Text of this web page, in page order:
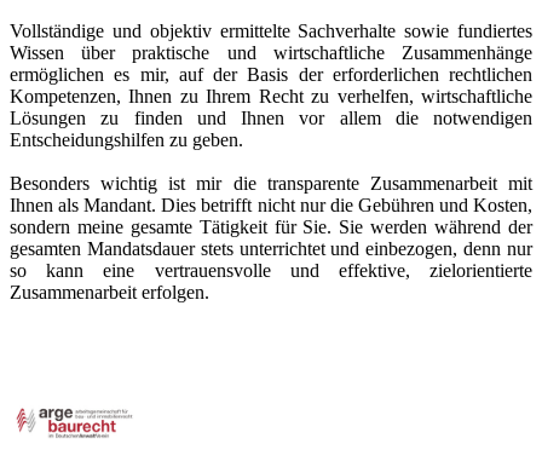
Vollständige und objektiv ermittelte Sachverhalte sowie fundiertes
Wissen über praktische und wirtschaftliche Zusammenhänge
ermöglichen es mir, auf der Basis der erforderlichen rechtlichen
Kompetenzen, Ihnen zu Ihrem Recht zu verhelfen, wirtschaftliche
Lösungen zu finden und Ihnen vor allem die notwendigen
Entscheidungshilfen zu geben.
Besonders wichtig ist mir die transparente Zusammenarbeit mit
Ihnen als Mandant. Dies betrifft nicht nur die Gebühren und Kosten,
sondern meine gesamte Tätigkeit für Sie. Sie werden während der
gesamten Mandatsdauer stets unterrichtet und einbezogen, denn nur
so kann eine vertrauensvolle und effektive, zielorientierte
Zusammenarbeit erfolgen.